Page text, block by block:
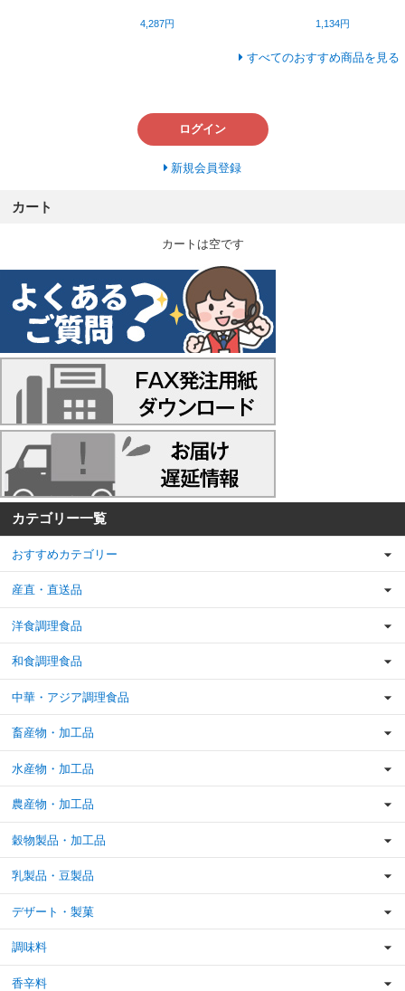
4,287円 1,134円
すべてのおすすめ商品を見る
ログイン
新規会員登録
カート
カートは空です
カテゴリー一覧
おすすめカテゴリー
産直・直送品
洋食調理食品
和食調理食品
中華・アジア調理食品
畜産物・加工品
水産物・加工品
農産物・加工品
穀物製品・加工品
乳製品・豆製品
デザート・製菓
調味料
香辛料